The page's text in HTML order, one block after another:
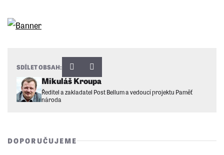
Mikuláš Kroupa
Ředitel a zakladatel Post Bellum a vedoucí projektu Paměť
národa
SDÍLET OBSAH:
DOPORUČUJEME